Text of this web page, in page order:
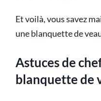
Et voilà, vous savez
une blanquette de
Astuces de
blanquette de